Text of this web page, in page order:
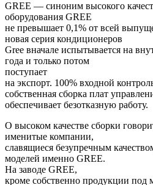
GREE — синоним высокого
оборудования GREE
не превышает 0,1% от всей
новая серия кондиционеров
Gree вначале испытывается на
года и только потом
поступает
на экспорт. 100% входной
собственная сборка плат
обеспечивает безотказную работу.
О высоком качестве сборки
именитые компании,
славящиеся безупречным
моделей именно GREE.
На заводе GREE,
кроме собственно продукции под